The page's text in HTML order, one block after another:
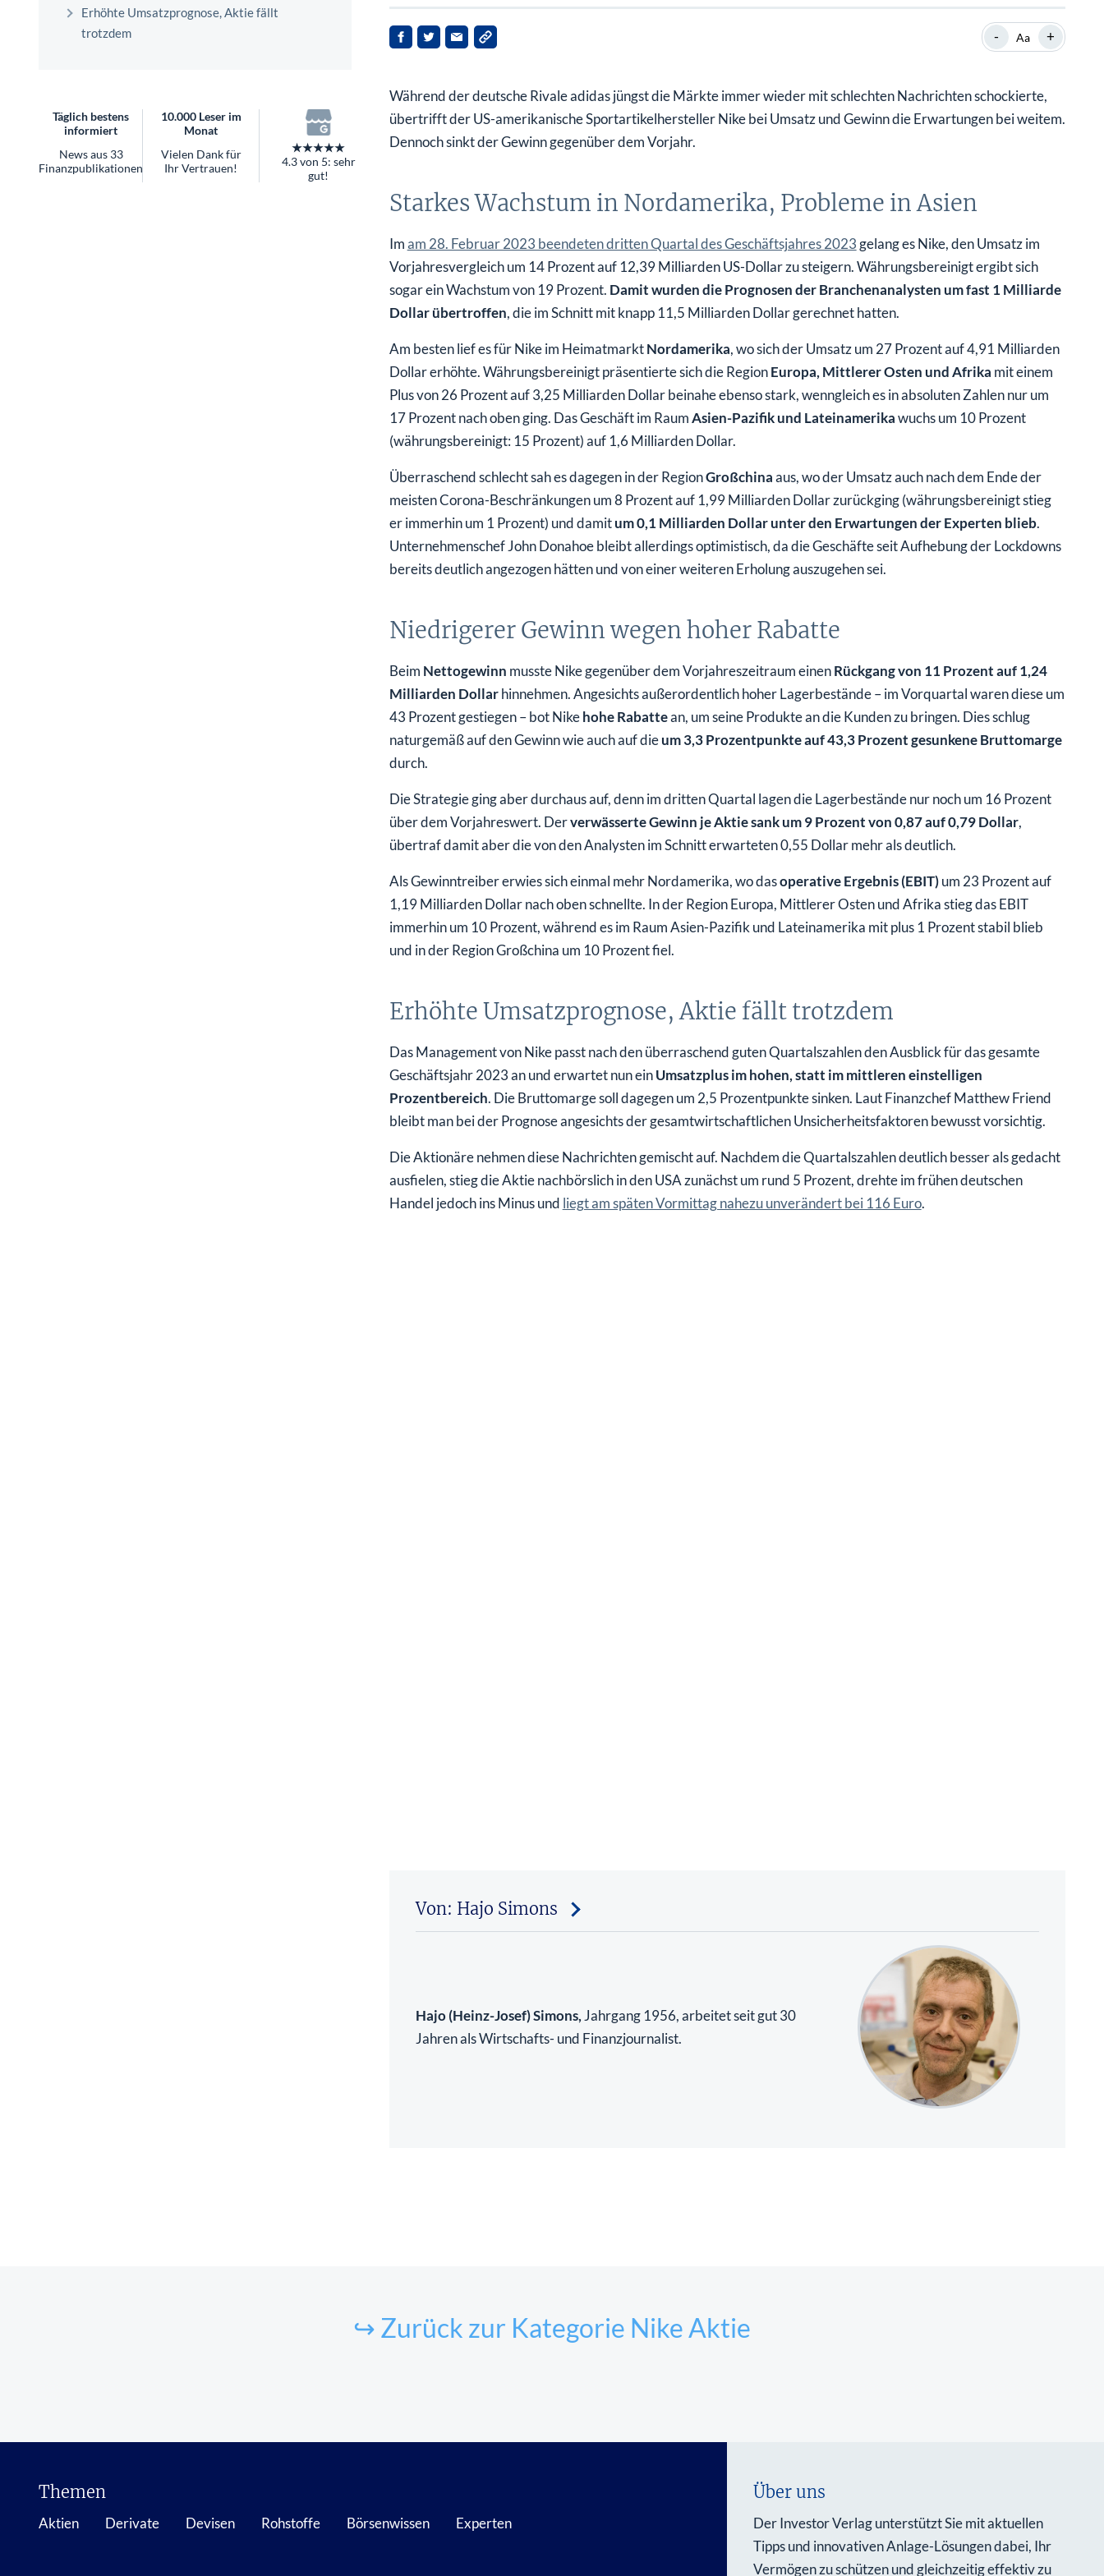
RATGEBER
Worauf Sie bei ETFs achten sollten
SHOP WEBINARE RATGEBER
RATGEBER
Erhöhte Umsatzprognose, Aktie fällt
trotzdem
Täglich bestens
informiert
News aus 33
Finanzpublikationen
10.000 Leser im
Monat
Vielen Dank für
Ihr Vertrauen!
★★★★★
4.3 von 5: sehr
gut!
- Aa +
Während der deutsche Rivale adidas jüngst die Märkte immer wieder mit schlechten Nachrichten schockierte,
übertrifft der US-amerikanische Sportartikelhersteller Nike bei Umsatz und Gewinn die Erwartungen bei weitem.
Dennoch sinkt der Gewinn gegenüber dem Vorjahr.
Starkes Wachstum in Nordamerika, Probleme in Asien
Imam 28. Februar 2023 beendeten dritten Quartal des Geschäftsjahres 2023gelang es Nike, den Umsatz im
Vorjahresvergleich um 14 Prozent auf 12,39 Milliarden US-Dollar zu steigern. Währungsbereinigt ergibt sich
sogar ein Wachstum von 19 Prozent. Damit wurden die Prognosen der Branchenanalysten um fast 1 Milliarde
Dollar übertroffen, die im Schnitt mit knapp 11,5 Milliarden Dollar gerechnet hatten.
Am besten lief es für Nike im HeimatmarktNordamerika, wo sich der Umsatz um 27 Prozent auf 4,91 Milliarden
Dollar erhöhte. Währungsbereinigt präsentierte sich die RegionEuropa, Mittlerer Osten und Afrika mit einem
Plus von 26 Prozent auf 3,25 Milliarden Dollar beinahe ebenso stark, wenngleich es in absoluten Zahlen nur um
17 Prozent nach oben ging. Das Geschäft im RaumAsien-Pazifik und Lateinamerikawuchs um 10 Prozent
(währungsbereinigt: 15 Prozent) auf 1,6 Milliarden Dollar.
Überraschend schlecht sah es dagegen in der RegionGroßchinaaus, wo der Umsatz auch nach dem Ende der
meisten Corona-Beschränkungen um 8 Prozent auf 1,99 Milliarden Dollar zurückging (währungsbereinigt stieg
er immerhin um 1 Prozent) und damitum 0,1 Milliarden Dollar unter den Erwartungen der Experten blieb.
Unternehmenschef John Donahoe bleibt allerdings optimistisch, da die Geschäfte seit Aufhebung der Lockdowns
bereits deutlich angezogen hätten und von einer weiteren Erholung auszugehen sei.
Niedrigerer Gewinn wegen hoher Rabatte
Beim Nettogewinn musste Nike gegenüber dem Vorjahreszeitraum einenRückgang von 11 Prozent auf 1,24
Milliarden Dollarhinnehmen. Angesichts außerordentlich hoher Lagerbestände – im Vorquartal waren diese um
43 Prozent gestiegen – bot Nikehohe Rabattean, um seine Produkte an die Kunden zu bringen. Dies schlug
naturgemäß auf den Gewinn wie auch auf dieum 3,3 Prozentpunkte auf 43,3 Prozent gesunkene Bruttomarge
durch.
Die Strategie ging aber durchaus auf, denn im dritten Quartal lagen die Lagerbestände nur noch um 16 Prozent
über dem Vorjahreswert. Derverwässerte Gewinn je Aktie sank um 9 Prozent von 0,87 auf 0,79 Dollar,
übertraf damit aber die von den Analysten im Schnitt erwarteten 0,55 Dollar mehr als deutlich.
Als Gewinntreiber erwies sich einmal mehr Nordamerika, wo dasoperative Ergebnis (EBIT)um 23 Prozent auf
1,19 Milliarden Dollar nach oben schnellte. In der Region Europa, Mittlerer Osten und Afrika stieg das EBIT
immerhin um 10 Prozent, während es im Raum Asien-Pazifik und Lateinamerika mit plus 1 Prozent stabil blieb
und in der Region Großchina um 10 Prozent fiel.
Erhöhte Umsatzprognose, Aktie fällt trotzdem
Das Management von Nike passt nach den überraschend guten Quartalszahlen den Ausblick für das gesamte
Geschäftsjahr 2023 an und erwartet nun einUmsatzplus im hohen, statt im mittleren einstelligen
Prozentbereich. Die Bruttomarge soll dagegen um 2,5 Prozentpunkte sinken. Laut Finanzchef Matthew Friend
bleibt man bei der Prognose angesichts der gesamtwirtschaftlichen Unsicherheitsfaktoren bewusst vorsichtig.
Die Aktionäre nehmen diese Nachrichten gemischt auf. Nachdem die Quartalszahlen deutlich besser als gedacht
ausfielen, stieg die Aktie nachbörslich in den USA zunächst um rund 5 Prozent, drehte im frühen deutschen
Handel jedoch ins Minus und liegt am späten Vormittag nahezu unverändert bei 116 Euro.
Von: Hajo Simons
Hajo (Heinz-Josef) Simons, Jahrgang 1956, arbeitet seit gut 30
Jahren als Wirtschafts- und Finanzjournalist.
↪ Zurück zur Kategorie Nike Aktie
Themen
Aktien Derivate Devisen Rohstoffe Börsenwissen Experten
Über uns
Der Investor Verlag unterstützt Sie mit aktuellen
Tipps und innovativen Anlage-Lösungen dabei, Ihr
Vermögen zu schützen und gleichzeitig effektiv zu